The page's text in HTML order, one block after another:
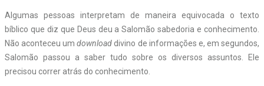
Algumas pessoas interpretam de maneira equivocada o texto
bíblico que diz que Deus deu a Salomão sabedoria e conhecimento.
Não aconteceu umdownload divino de informações e, em segundos,
Salomão passou a saber tudo sobre os diversos assuntos. Ele
precisou correr atrás do conhecimento.